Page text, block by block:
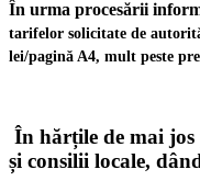
În urma procesării
tarifelor solicitate de
lei/pagină A4, mult peste
În hărțile de mai jos
și consilii locale,